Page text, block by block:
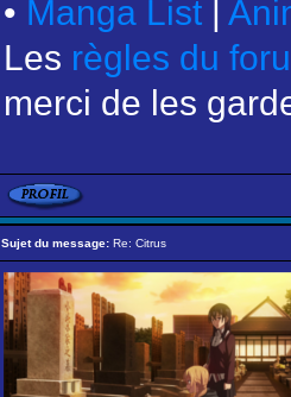
• Manga List |
Les règles du
merci de les
Sujet du message: Re: Citrus